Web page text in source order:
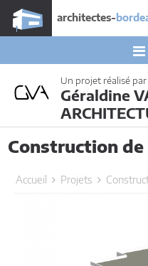
architectes-
Un projet réalisé par
Géraldine
Construction de
Accueil Projets